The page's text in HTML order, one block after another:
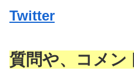
Twitter
質問や、コメン